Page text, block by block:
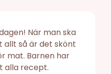
När man ska
allt så är det skönt
mat. Barnen har
alla recept.